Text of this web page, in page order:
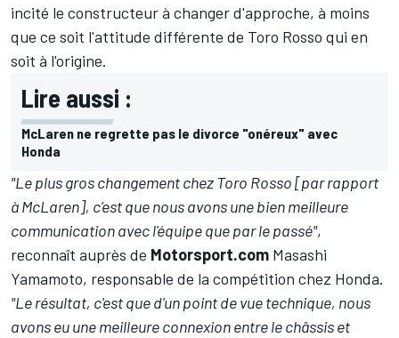
incité le constructeur à changer d'approche, à moins
que ce soit l'attitude différente de Toro Rosso qui en
soit à l'origine.
Lire aussi :
McLaren ne regrette pas le divorce "onéreux" avec
Honda
"Le plus gros changement chez Toro Rosso [par rapport
à McLaren], c'est que nous avons une bien meilleure
communication avec l'équipe que par le passé",
reconnaît auprès de Motorsport.com Masashi
Yamamoto, responsable de la compétition chez Honda.
"Le résultat, c'est que d'un point de vue technique, nous
avons eu une meilleure connexion entre le châssis et